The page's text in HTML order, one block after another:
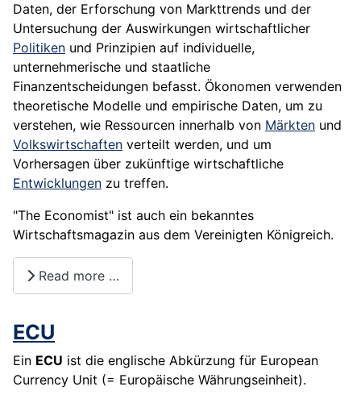
Daten, der Erforschung von Markttrends und der
Untersuchung der Auswirkungen wirtschaftlicher
Politiken und Prinzipien auf individuelle,
unternehmerische und staatliche
Finanzentscheidungen befasst. Ökonomen verwenden
theoretische Modelle und empirische Daten, um zu
verstehen, wie Ressourcen innerhalb von Märkten und
Volkswirtschaften verteilt werden, und um
Vorhersagen über zukünftige wirtschaftliche
Entwicklungen zu treffen.
"The Economist" ist auch ein bekanntes
Wirtschaftsmagazin aus dem Vereinigten Königreich.
Read more …
ECU
Ein ECU ist die englische Abkürzung für European
Currency Unit (= Europäische Währungseinheit).